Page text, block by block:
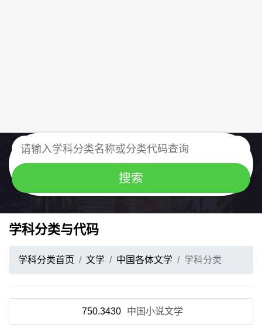
学科分类与代码
学科分类首页 文学 中国各体文学 学科分类
750.3430 中国小说文学